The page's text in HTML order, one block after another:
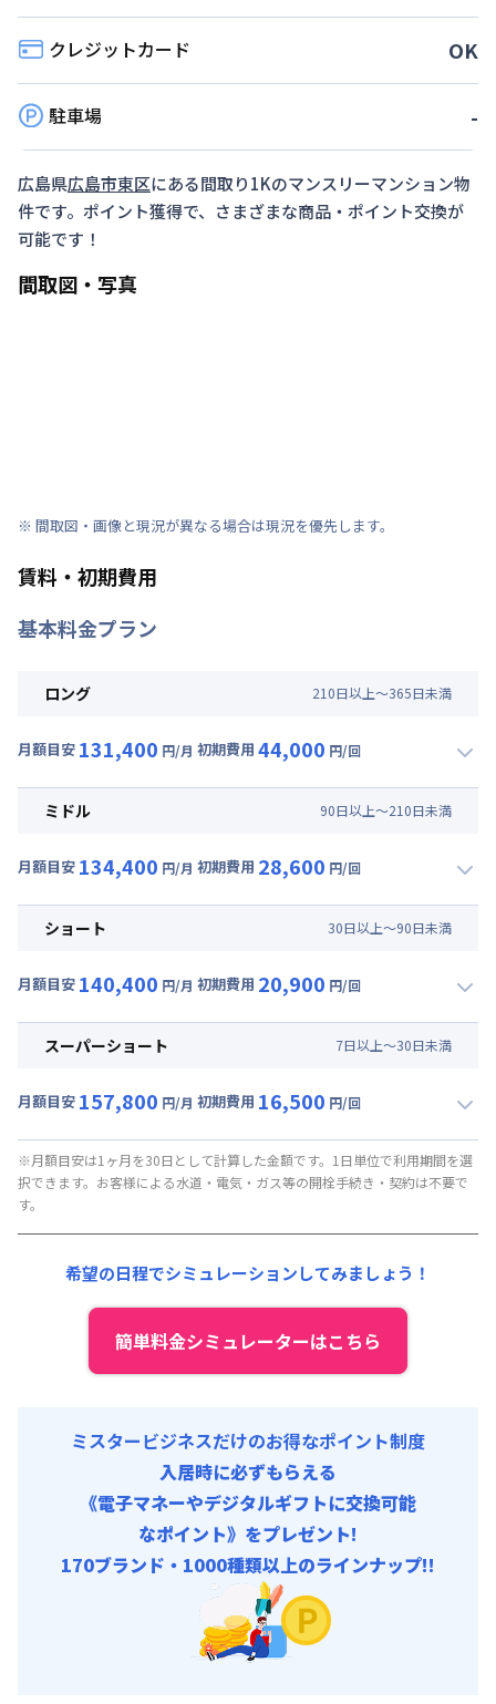
クレジットカード OK
駐車場 -
広島県広島市東区にある間取り1Kのマンスリーマンション物
件です。ポイント獲得で、さまざまな商品・ポイント交換が
可能です！
間取図・写真
※ 間取図・画像と現況が異なる場合は現況を優先します。
賃料・初期費用
基本料金プラン
ロング 210日以上～365日未満
月額目安 131,400 円/月 初期費用 44,000 円/回
月額賃料目安(30日利用)
光熱費他 : 24,000円/月 (800円/日) (税抜)
その他費用 :
初期費用
ミドル 90日以上～210日未満
月額目安 134,400 円/月 初期費用 28,600 円/回
月額賃料目安(30日利用)
光熱費他 : 24,000円/月 (800円/日) (税抜)
その他費用 :
初期費用
ショート 30日以上～90日未満
月額目安 140,400 円/月 初期費用 20,900 円/回
月額賃料目安(30日利用)
光熱費他 : 24,000円/月 (800円/日) (税抜)
その他費用 :
管理費: 6,000円/月 (200円/日)
初期費用
スーパーショート 7日以上～30日未満
月額目安 157,800 円/月 初期費用 16,500 円/回
月額賃料目安(30日利用)
賃料 : 114,000円/月 (3,800円/日) (税抜)
光熱費他 :
その他費用 :
6,000円/月 (200円/日)
事務手数料 : 3,000円/回 (税抜)
※月額目安は1ヶ月を30日として計算した金額です。1日単位で利用期間を選
択できます。お客様による水道・電気・ガス等の開栓手続き・契約は不要で
す。
希望の日程でシミュレーションしてみましょう！
簡単料金シミュレーターはこちら
ミスタービジネスだけのお得なポイント制度
入居時に必ずもらえる
《電子マネーやデジタルギフトに交換可能
なポイント》をプレゼント!
170ブランド・1000種類以上のラインナップ!!